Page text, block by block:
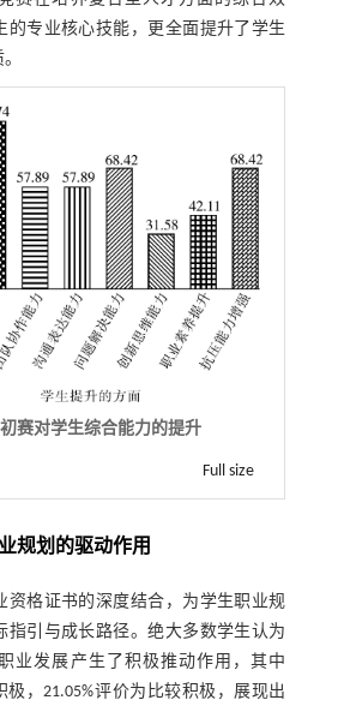
的专业核心技能，更全面提升了学生
赛对学生综合能力的提升
Full size
规划的驱动作用
资格证书的深度结合，为学生职业规
指引与成长路径。绝大多数学生认为
业发展产生了积极推动作用，其中
极，21.05%评价为比较积极，展现出